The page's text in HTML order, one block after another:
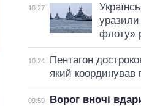
10:27
уразили
флоту»
10:24
Пентагон
який координував
09:59
Ворог вночі